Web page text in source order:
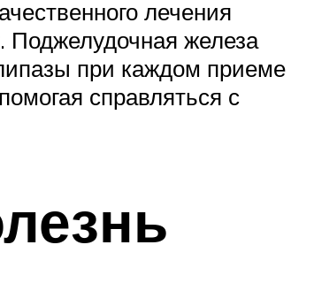
лечения
железа
при каждом приеме
справляться с